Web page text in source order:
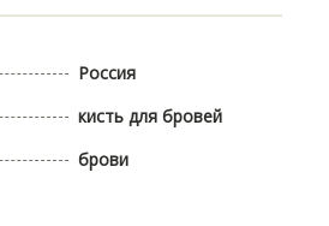
Россия
кисть для бровей
брови